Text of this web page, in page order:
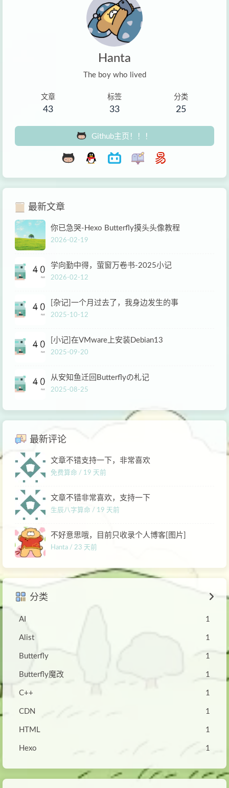
Hanta
The boy who lived
文章
43
标签
33
分类
25
Github主页！！！
最新文章
你已急哭-Hexo Butterfly摸头头像教程
2026-02-19
学向勤中得，萤窗万卷书-2025小记
2026-02-12
[杂记]一个月过去了，我身边发生的事
2025-10-12
[小记]在VMware上安装Debian13
2025-09-20
从安知鱼迁回Butterflyの札记
2025-08-25
最新评论
文章不错支持一下，非常喜欢
免费算命 / 19 天前
文章不错非常喜欢，支持一下
生辰八字算命 / 19 天前
不好意思哦，目前只收录个人博客[图片]
Hanta / 23 天前
分类
AI 1
Alist 1
Butterfly 1
Butterfly魔改 1
C++ 1
CDN 1
HTML 1
Hexo 1